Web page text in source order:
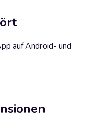
auf Android- und